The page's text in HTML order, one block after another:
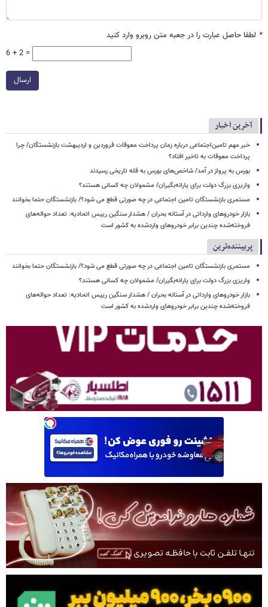
* لطفا حاصل عبارت را در جعبه متن روبرو وارد کنید
6 + 2 =
ارسال
آخرین اخبار
خبر مهم تامین‌اجتماعی درباره زمان پرداخت معوقات فروردین و اردیبهشت بازنشستگان/ چرا
پرداخت معوقات به تاخیر افتاد؟
بورس به پرواز در آمد/ شاخص‌های بورس به قله تاریخی رسیدند
واریزی بزرگ دولت برای یارانه‌بگیران/ مشمولان چه کسانی هستند؟
مستمری بازنشستگان تامین اجتماعی در چه صورتی قطع می شود؟/ بازنشستگان حتما بخوانند
بازار خودروهای وارداتی در آستانه بحران / هشدار سنگین رییس اتحادیه: تعداد حواله‌های
فروخته‌شده چندین برابر خودروهای واردشده به کشور است
پربیننده‌ترین
مستمری بازنشستگان تامین اجتماعی در چه صورتی قطع می شود؟/ بازنشستگان حتما بخوانند
واریزی بزرگ دولت برای یارانه‌بگیران/ مشمولان چه کسانی هستند؟
بازار خودروهای وارداتی در آستانه بحران / هشدار سنگین رییس اتحادیه: تعداد حواله‌های
فروخته‌شده چندین برابر خودروهای واردشده به کشور است